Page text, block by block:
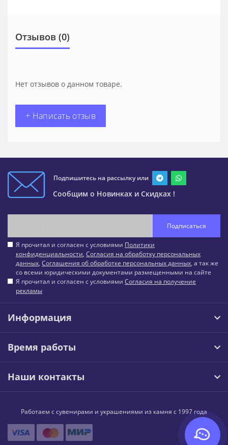
Отзывов (0)
Нет отзывов о данном товаре.
+ Написать отзыв
Подпишитесь на рассылку или
Сообщим о Новинках и Скидках !
Подписаться
Я прочитал и согласен с условиями Политики
конфиденциальности, Согласия на обработку персональных
данных, Соглашения об обработке персональных данных, а так же
со всеми юридическими документами размещенными на сайте
Я прочитал и согласен с условиями Согласия на получение
рекламы
Информация
Время работы
Наши контакты
Работаем с сувенирами и украшениями из камня с 1997 года